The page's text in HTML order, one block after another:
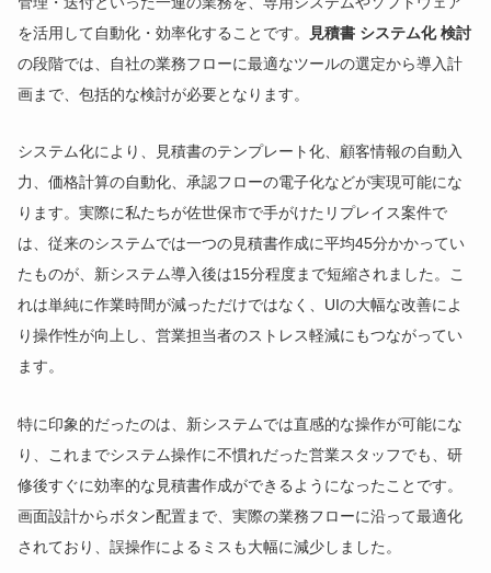
を活用して自動化・効率化することです。
見積書 システム化 検討
の段階では、自社の業務フローに最適なツールの選定から導入計
画まで、包括的な検討が必要となります。
システム化により、見積書のテンプレート化、顧客情報の自動入
力、価格計算の自動化、承認フローの電子化などが実現可能にな
ります。実際に私たちが佐世保市で手がけたリプレイス案件で
は、従来のシステムでは一つの見積書作成に平均45分かかってい
たものが、新システム導入後は15分程度まで短縮されました。こ
れは単純に作業時間が減っただけではなく、UIの大幅な改善によ
り操作性が向上し、営業担当者のストレス軽減にもつながってい
ます。
特に印象的だったのは、新システムでは直感的な操作が可能にな
り、これまでシステム操作に不慣れだった営業スタッフでも、研
修後すぐに効率的な見積書作成ができるようになったことです。
画面設計からボタン配置まで、実際の業務フローに沿って最適化
されており、誤操作によるミスも大幅に減少しました。